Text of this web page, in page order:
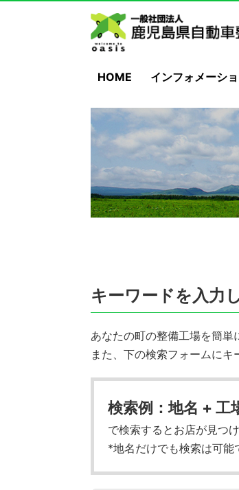
HOME インフォメーシ
キーワードを入力
あなたの町の整備工場を簡単
また、下の検索フォームにキ
検索例：地名 + 工
で検索するとお店が見つ
*地名だけでも検索は可能